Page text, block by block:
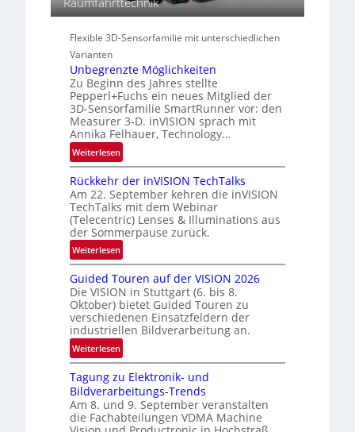
s
B
-
R
u
n
d
e
i
o
n
r
l
N
e
w
s
‘
Flexible 3D-Sensorfamilie mit unterschiedlichen
Varianten
Unbegrenzte Möglichkeiten
Zu Beginn des Jahres stellte
Pepperl+Fuchs ein neues Mitglied der
3D-Sensorfamilie SmartRunner vor: den
Measurer 3-D. inVISION sprach mit
Annika Felhauer, Technology…
Weiterlesen:
U
n
b
e
g
r
e
z
t
e
M
ö
g
l
i
c
h
Rückkehr der inVISION TechTalks
Am 22. September kehren die inVISION
TechTalks mit dem Webinar
(Telecentric) Lenses & Illuminations aus
der Sommerpause zurück.
Weiterlesen:
R
ü
c
k
k
e
h
d
e
r
Guided Touren auf der VISION 2026
Die VISION in Stuttgart (6. bis 8.
Oktober) bietet Guided Touren zu
verschiedenen Einsatzfeldern der
industriellen Bildverarbeitung an.
Weiterlesen:
G
u
i
d
e
Tagung zu Elektronik- und
Bildverarbeitungs-Trends
Am 8. und 9. September veranstalten
die Fachabteilungen VDMA Machine